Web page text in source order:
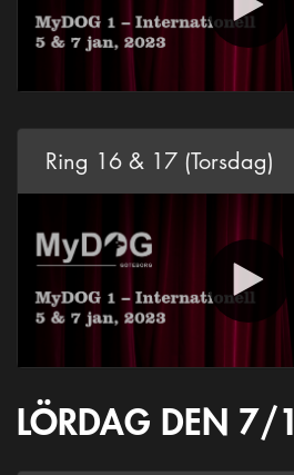
Ring 16 & 17 (Torsdag)
LÖRDAG DEN 7/1